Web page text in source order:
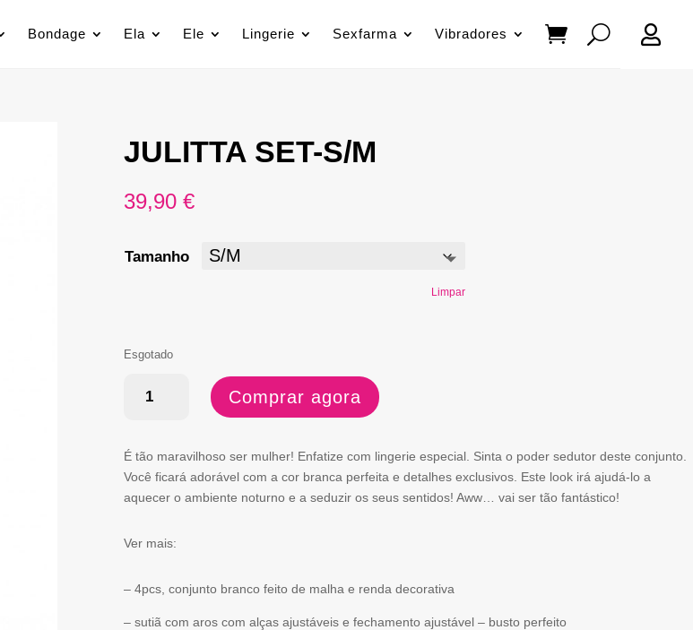
Bondage Ela Ele Lingerie Sexfarma Vibradores 
JULITTA SET-S/M
39,90 €
Tamanho
Limpar
Esgotado
SET-
S/M
Comprar agora
É tão maravilhoso ser mulher! Enfatize com lingerie especial. Sinta o poder sedutor deste conjunto.
Você ficará adorável com a cor branca perfeita e detalhes exclusivos. Este look irá ajudá-lo a
aquecer o ambiente noturno e a seduzir os seus sentidos! Aww… vai ser tão fantástico!
Ver mais:
– 4pcs, conjunto branco feito de malha e renda decorativa
– sutiã com aros com alças ajustáveis ​​e fechamento ajustável – busto perfeito